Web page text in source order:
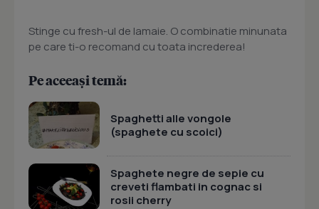
Stinge cu fresh-ul de lamaie. O combinatie minunata
pe care ti-o recomand cu toata increderea!
Pe aceeași temă:
Spaghetti alle vongole
(spaghete cu scoici)
Spaghete negre de sepie cu
creveti flambati in cognac si
rosii cherry